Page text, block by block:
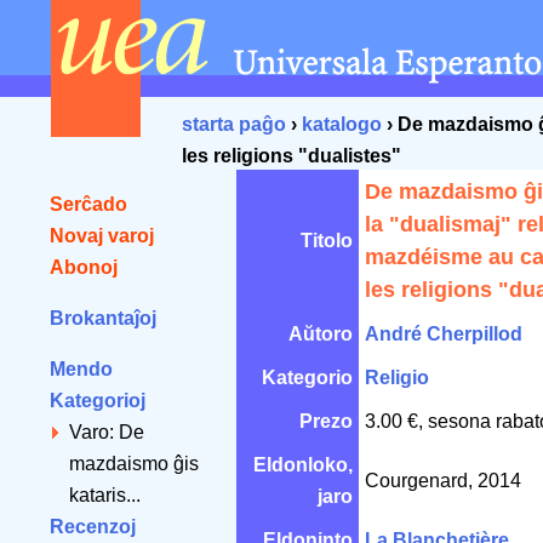
starta paĝo › katalogo › De
les religions "dualistes"
Serĉado
Novaj varoj
Abonoj
Brokantaĵoj
Mendo
Kategorioj
Varo: De
mazdaismo ĝis
kataris...
Recenzoj
Titolo
De mazdaismo
la "dualismaj"
mazdéisme au
les religions
Aŭtoro André Cherpillod
Kategorio Religio
Prezo 3.00 €, sesona
Eldonloko,
jaro
Courgenard, 2014